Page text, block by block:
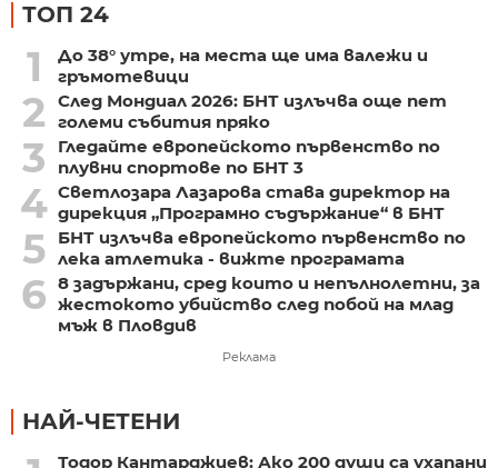
ТОП 24
1
До 38° утре, на места ще има валежи и
гръмотевици
2
След Мондиал 2026: БНТ излъчва още пет
големи събития пряко
3
Гледайте европейското първенство по
плувни спортове по БНТ 3
4 Светлозара Лазарова става директор на
дирекция „Програмно съдържание“ в БНТ
5
БНТ излъчва европейското първенство по
лека атлетика - вижте програмата
6 8 задържани, сред които и непълнолетни, за
жестокото убийство след побой на млад
мъж в Пловдив
Реклама
НАЙ-ЧЕТЕНИ
Тодор Кантарджиев: Ако 200 души са ухапани